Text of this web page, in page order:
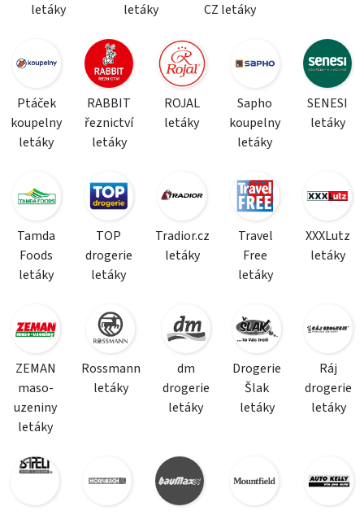
letáky
letáky
CZ letáky
Ptáček
koupelny
letáky
RABBIT
řeznictví
letáky
ROJAL
letáky
Sapho
koupelny
letáky
SENESI
letáky
Tamda
Foods
letáky
TOP
drogerie
letáky
Tradior.cz
letáky
Travel
Free
letáky
XXXLutz
letáky
ZEMAN
maso-
uzeniny
letáky
Rossmann
letáky
dm
drogerie
letáky
Drogerie
Šlak
letáky
Ráj
drogerie
letáky